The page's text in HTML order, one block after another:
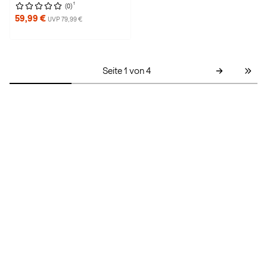
(0) 1
59,99 € UVP 79,99 €
Seite 1 von 4